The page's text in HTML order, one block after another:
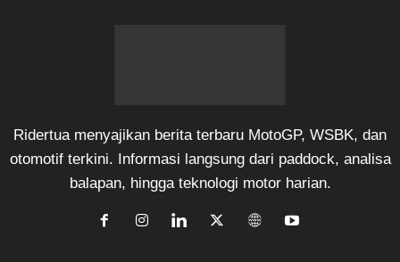
Ridertua menyajikan berita terbaru MotoGP, WSBK, dan
otomotif terkini. Informasi langsung dari paddock, analisa
balapan, hingga teknologi motor harian.